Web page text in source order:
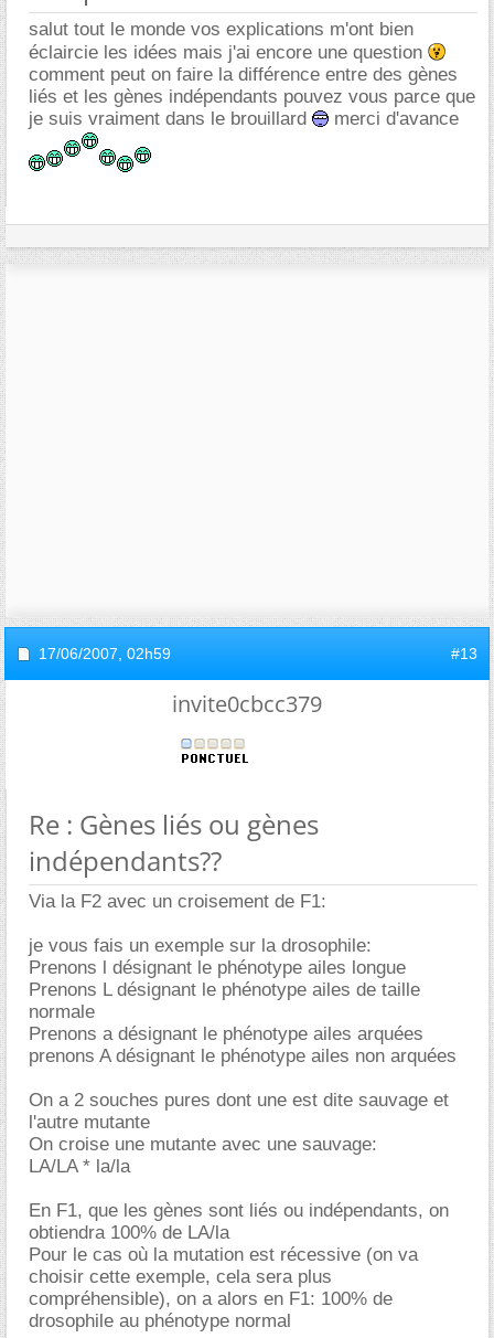
salut tout le monde vos explications m'ont bien
éclaircie les idées mais j'ai encore une question
comment peut on faire la différence entre des gènes
liés et les gènes indépendants pouvez vous parce que
je suis vraiment dans le brouillard
merci d'avance
17/06/2007, 02h59 #13
invite0cbcc379
Re : Gènes liés ou gènes
indépendants??
Via la F2 avec un croisement de F1:
je vous fais un exemple sur la drosophile:
Prenons l désignant le phénotype ailes longue
Prenons L désignant le phénotype ailes de taille
normale
Prenons a désignant le phénotype ailes arquées
prenons A désignant le phénotype ailes non arquées
On a 2 souches pures dont une est dite sauvage et
l'autre mutante
On croise une mutante avec une sauvage:
LA/LA * la/la
En F1, que les gènes sont liés ou indépendants, on
obtiendra 100% de LA/la
Pour le cas où la mutation est récessive (on va
choisir cette exemple, cela sera plus
compréhensible), on a alors en F1: 100% de
drosophile au phénotype normal